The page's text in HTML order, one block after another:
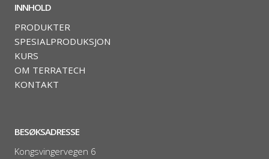
INNHOLD
PRODUKTER
SPESIALPRODUKSJON
KURS
OM TERRATECH
KONTAKT
BESØKSADRESSE
Kongsvingervegen 6